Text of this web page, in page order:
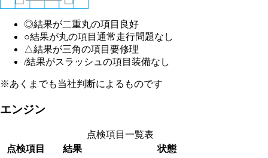
◎結果が二重丸の項目 良好
○結果が丸の項目 通常走行問題なし
△結果が三角の項目 要修理
/結果がスラッシュの項目 装備なし
※あくまでも当社判断によるものです
エンジン
点検項目一覧表
点検項目
結果 状態